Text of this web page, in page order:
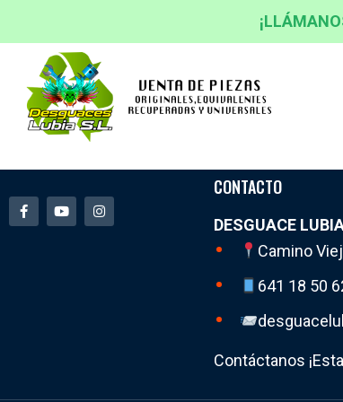
CONTACTO
DESGUACE
Camino
641 18 50
Contáctanos